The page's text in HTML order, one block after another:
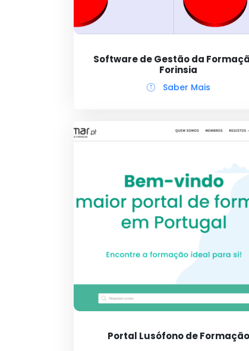
Software de Gestão da
Forinsia
Saber Mais
Portal Lusófono de Formação